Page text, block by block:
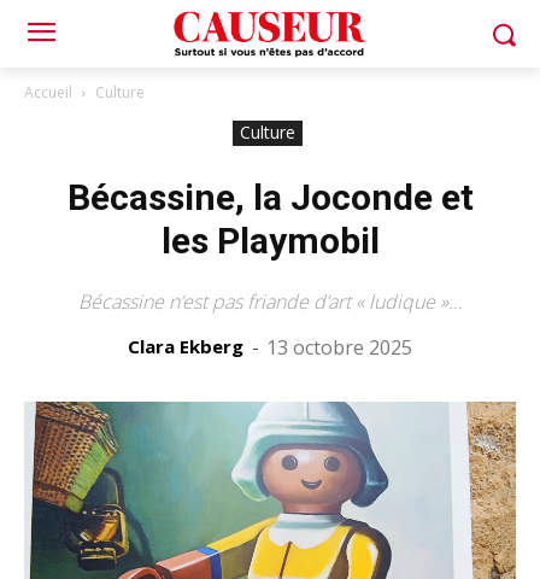
Accueil Culture
Culture
Bécassine, la Joconde et
les Playmobil
Bécassine n’est pas friande d’art « ludique »…
Clara Ekberg - 13 octobre 2025